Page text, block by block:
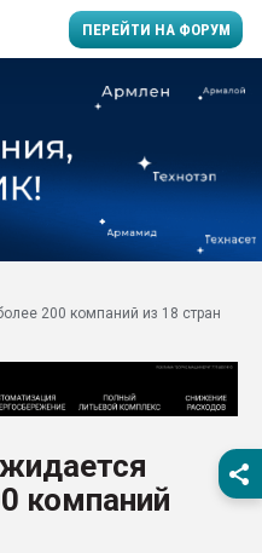
ПЕРЕЙТИ НА ФОРУМ
заводу пластмасс"
28.07.2026
пластмасс
28.07.2026
200 компаний из 18 стран
компаний